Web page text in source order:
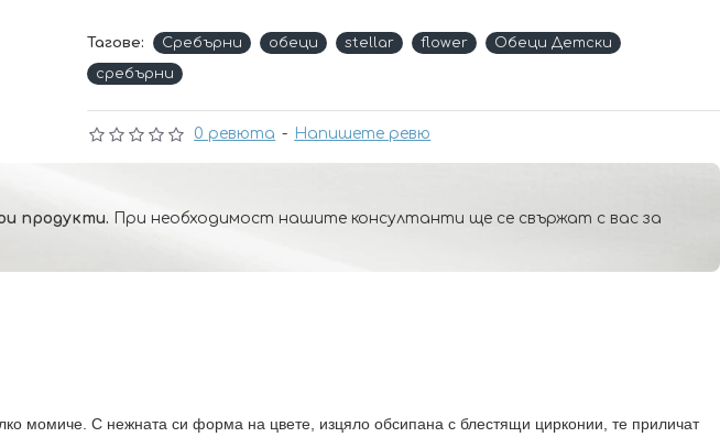
0 ревюта - Напишете ревю
Тагове: Сребърни обеци stellar flower
Обеци Детски
сребърни
продукти. При необходимост нашите консултанти ще се свържат с вас за
момиче. С нежната си форма на цвете, изцяло обсипана с блестящи цирконии, те приличат